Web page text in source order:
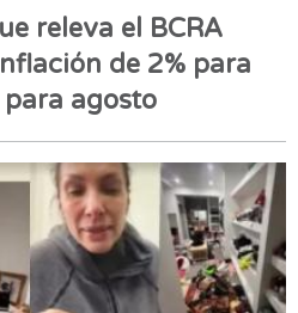
releva el BCRA
de 2% para
agosto